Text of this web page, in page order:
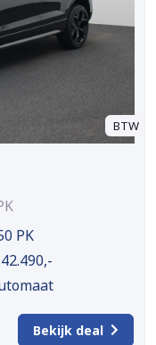
BTW
PK
Bekijk deal